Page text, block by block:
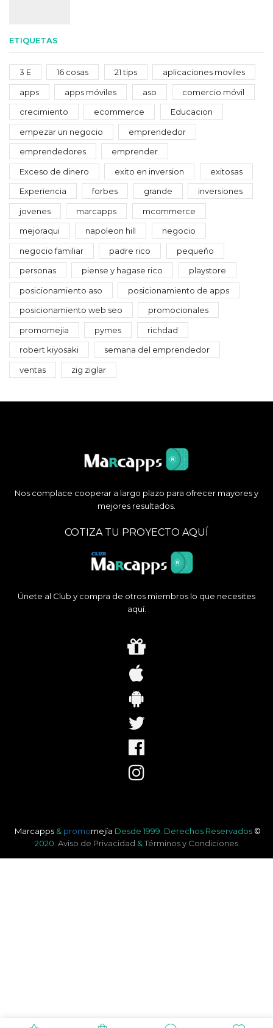
ETIQUETAS
3 E 16 cosas 21 tips aplicaciones moviles
apps apps móviles aso comercio móvil
crecimiento ecommerce Educacion
empezar un negocio emprendedor
emprendedores emprender
Exceso de dinero exito en inversion exitosas
Experiencia forbes grande inversiones
jovenes marcapps mcommerce
mejoraqui napoleon hill negocio
negocio familiar padre rico pequeño
personas piense y hagase rico playstore
posicionamiento aso posicionamiento de apps
posicionamiento web seo promocionales
promomejia pymes richdad
robert kiyosaki semana del emprendedor
ventas zig ziglar
Nos complace cooperar a largo plazo para ofrecer mayores y
mejores resultados.
COTIZA TU PROYECTO AQUÍ
Únete al Club y compra de otros miembros lo que necesites
aquí.
Marcapps & promomejía Desde 1999. Derechos Reservados ©
2020. Aviso de Privacidad &Términos y Condiciones